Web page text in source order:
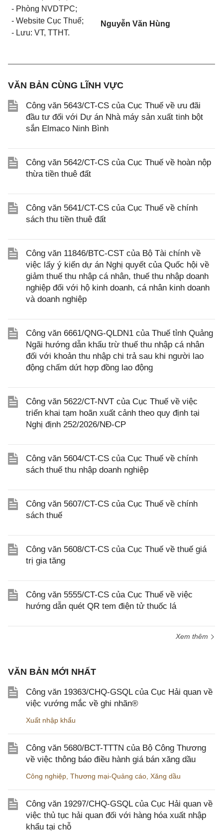
- Phòng NVDTPC;
- Website Cục Thuế;
- Lưu: VT, TTHT.
Nguyễn Văn Hùng
VĂN BẢN CÙNG LĨNH VỰC
Công văn 5643/CT-CS của Cục Thuế về ưu đãi
đầu tư đối với Dự án Nhà máy sản xuất tinh bột
sắn Elmaco Ninh Bình
Công văn 5642/CT-CS của Cục Thuế về hoàn nộp
thừa tiền thuê đất
Công văn 5641/CT-CS của Cục Thuế về chính
sách thu tiền thuê đất
Công văn 11846/BTC-CST của Bộ Tài chính về
việc lấy ý kiến dự án Nghị quyết của Quốc hội về
giảm thuế thu nhập cá nhân, thuế thu nhập doanh
nghiệp đối với hộ kinh doanh, cá nhân kinh doanh
và doanh nghiệp
Công văn 6661/QNG-QLDN1 của Thuế tỉnh Quảng
Ngãi hướng dẫn khấu trừ thuế thu nhập cá nhân
đối với khoản thu nhập chi trả sau khi người lao
động chấm dứt hợp đồng lao động
Công văn 5622/CT-NVT của Cục Thuế về việc
triển khai tạm hoãn xuất cảnh theo quy định tại
Nghị định 252/2026/NĐ-CP
Công văn 5604/CT-CS của Cục Thuế về chính
sách thuế thu nhập doanh nghiệp
Công văn 5607/CT-CS của Cục Thuế về chính
sách thuế
Công văn 5608/CT-CS của Cục Thuế về thuế giá
trị gia tăng
Công văn 5555/CT-CS của Cục Thuế về việc
hướng dẫn quét QR tem điện tử thuốc lá
Xem thêm
VĂN BẢN MỚI NHẤT
Công văn 19363/CHQ-GSQL của Cục Hải quan về
việc vướng mắc về ghi nhãn®
Xuất nhập khẩu
Công văn 5680/BCT-TTTN của Bộ Công Thương
về việc thông báo điều hành giá bán xăng dầu
Công nghiệp Thương mại-Quảng cáo Xăng dầu
Công văn 19297/CHQ-GSQL của Cục Hải quan về
việc thủ tục hải quan đối với hàng hóa xuất nhập
khẩu tại chỗ